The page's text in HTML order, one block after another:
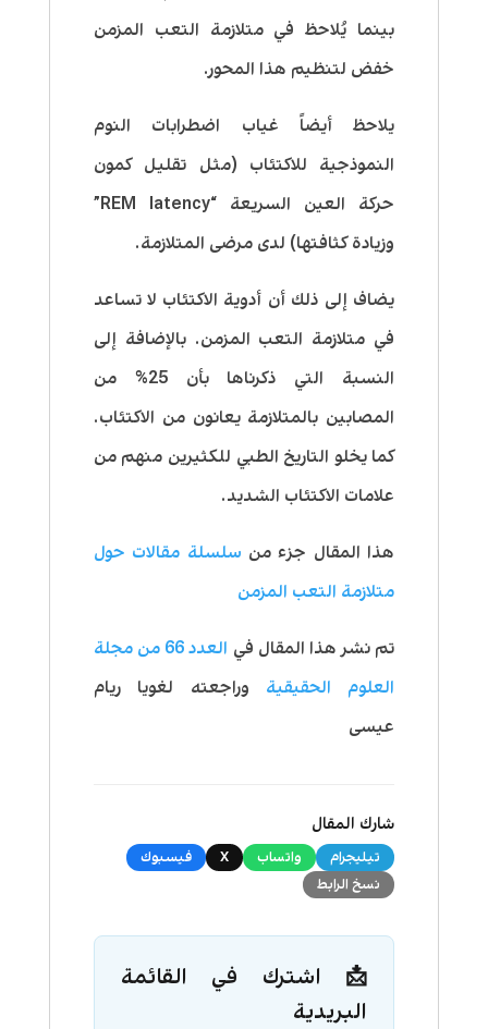
بينما يُلاحظ في متلازمة التعب المزمن
خفض لتنظيم هذا المحور.
يلاحظ أيضاً غياب اضطرابات النوم
النموذجية للاكتئاب (مثل تقليل كمون
حركة العين السريعة “REM latency”
وزيادة كثافتها) لدى مرضى المتلازمة.
يضاف إلى ذلك أن أدوية الاكتئاب لا تساعد
في متلازمة التعب المزمن. بالإضافة إلى
النسبة التي ذكرناها بأن 25% من
المصابين بالمتلازمة يعانون من الاكتئاب.
كما يخلو التاريخ الطبي للكثيرين منهم من
علامات الاكتئاب الشديد.
هذا المقال جزء من سلسلة مقالات حول
متلازمة التعب المزمن
تم نشر هذا المقال في
العدد 66 من مجلة
العلوم الحقيقية وراجعته لغويا ريام
عيسى
شارك المقال
تيليجرام واتساب X
فيسبوك
نسخ الرابط
📩 اشترك في القائمة
البريدية